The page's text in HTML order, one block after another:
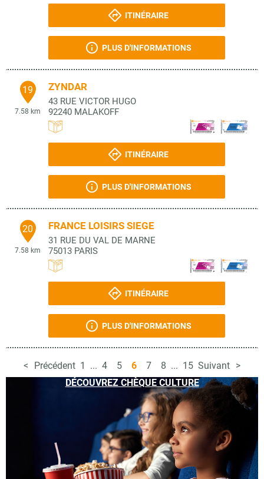
ITINÉRAIRE
PLUS D'INFORMATIONS
19
7.58 km
ZYNDAR
43 RUE VICTOR HUGO
92240 MALAKOFF
ITINÉRAIRE
PLUS D'INFORMATIONS
20
7.58 km
FRANCE LOISIRS SIEGE
31 RUE DU VAL DE MARNE
75013 PARIS
ITINÉRAIRE
PLUS D'INFORMATIONS
Précédent 1 ... 4 5 6 7 8 ... 15 Suivant
DÉCOUVREZ CHÈQUE CULTURE